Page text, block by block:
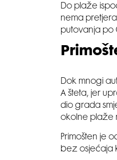
Do plaže
nema
putovanja po
Dok mnogi
A šteta, jer
dio grada
okolne plaže
Primošten je
bez osjećaja